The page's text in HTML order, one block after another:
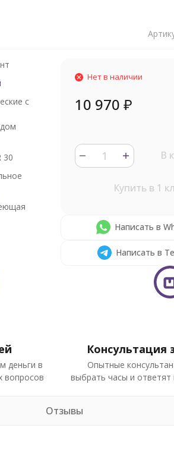
с
30
Нет в наличии
10 970 ₽
В
Купить в 1
Написать в
Написать в
деньги в
вопросов
Консультация
Опытные
выбрать часы и ответят
Отзывы